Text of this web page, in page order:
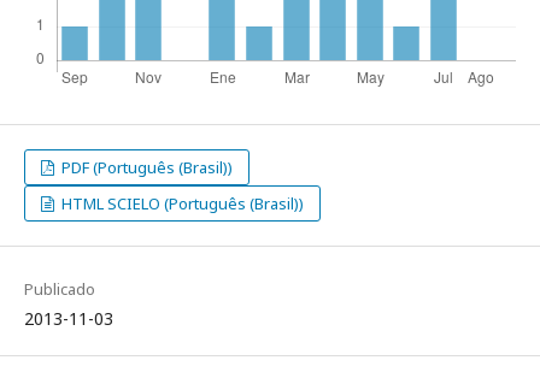
PDF (Português (Brasil))
HTML SCIELO (Português (Brasil))
Publicado
2013-11-03